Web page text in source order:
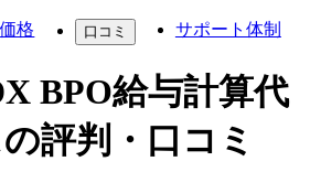
価格 口コミ サポート体制
BPO給与計算代
の評判・口コミ